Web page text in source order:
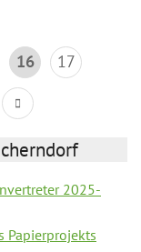
16
17
2025-
Papierprojekts